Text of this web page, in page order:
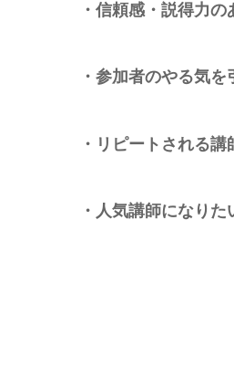
・信頼感・説得力
・参加者のやる気
・リピートされる
・人気講師になりた